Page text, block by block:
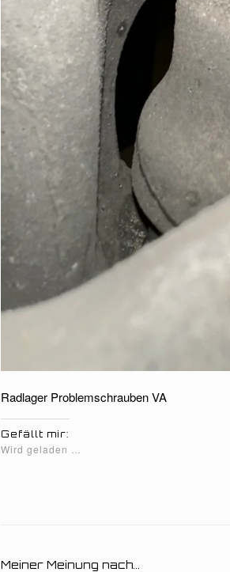
Radlager Problemschrauben VA
Gefällt mir:
Wird geladen …
Meiner Meinung nach...